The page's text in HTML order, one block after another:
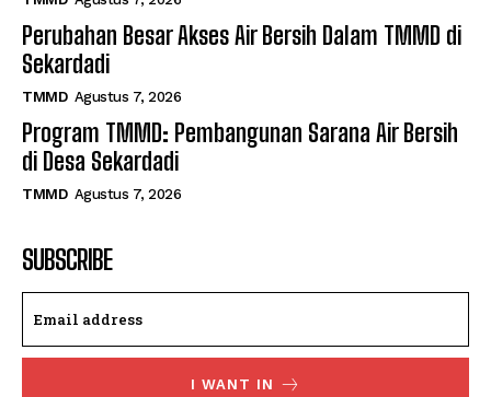
Perubahan Besar Akses Air Bersih Dalam TMMD di
Sekardadi
TMMD Agustus 7, 2026
Program TMMD: Pembangunan Sarana Air Bersih
di Desa Sekardadi
TMMD Agustus 7, 2026
SUBSCRIBE
I WANT IN